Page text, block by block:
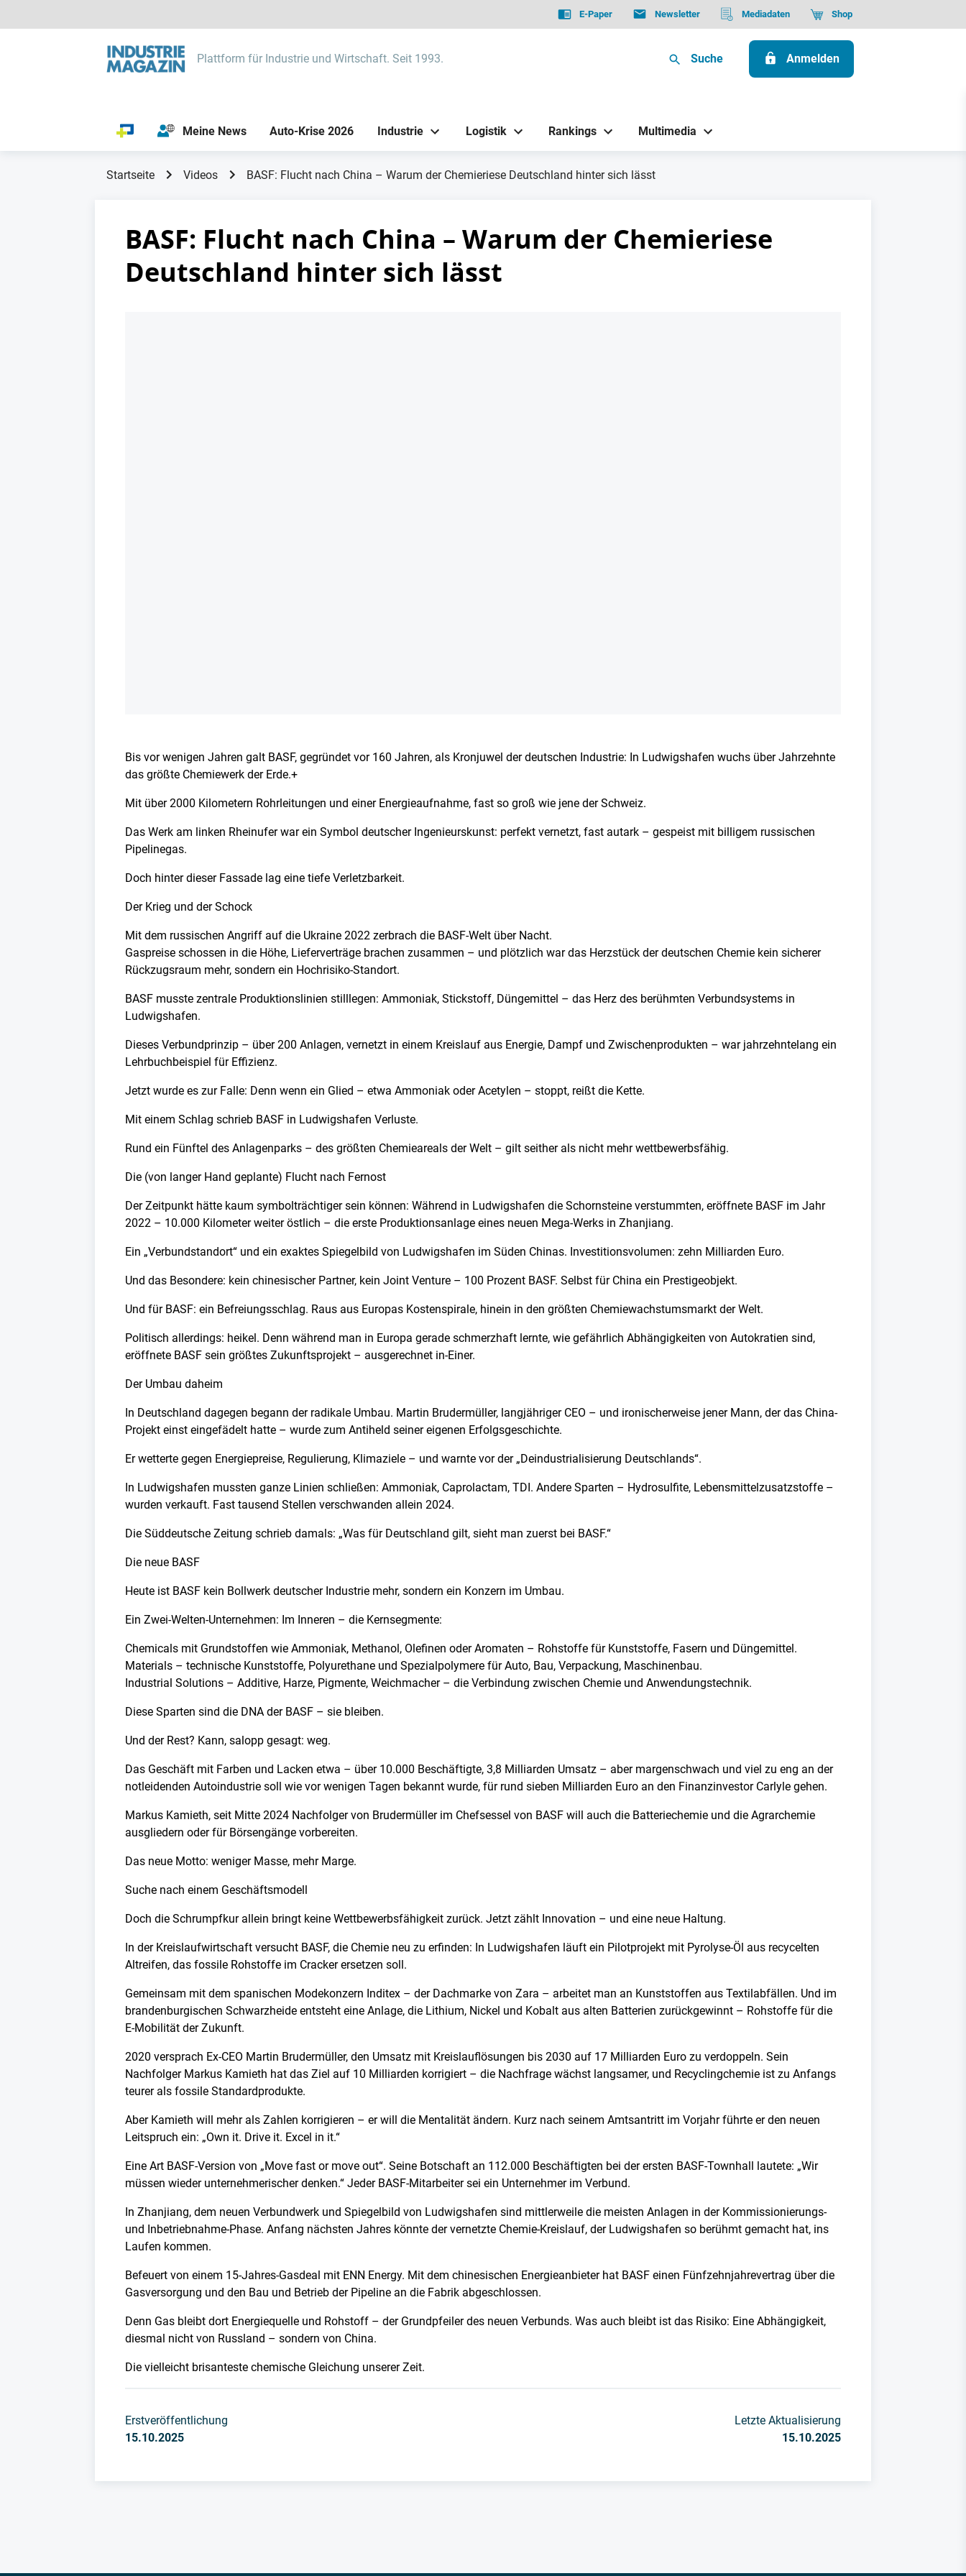
E-Paper Newsletter Mediadaten Shop
Plattform für Industrie und Wirtschaft. Seit 1993. Suche Anmelden
Meine News Auto-Krise 2026 Industrie Logistik Rankings Multimedia
Startseite Videos BASF: Flucht nach China – Warum der Chemieriese Deutschland hinter sich lässt
BASF: Flucht nach China – Warum der Chemieriese
Deutschland hinter sich lässt
Bis vor wenigen Jahren galt BASF, gegründet vor 160 Jahren, als Kronjuwel der deutschen Industrie: In Ludwigshafen wuchs über Jahrzehnte
das größte Chemiewerk der Erde.+
Mit über 2000 Kilometern Rohrleitungen und einer Energieaufnahme, fast so groß wie jene der Schweiz.
Das Werk am linken Rheinufer war ein Symbol deutscher Ingenieurskunst: perfekt vernetzt, fast autark – gespeist mit billigem russischen
Pipelinegas.
Doch hinter dieser Fassade lag eine tiefe Verletzbarkeit.
Der Krieg und der Schock
Mit dem russischen Angriff auf die Ukraine 2022 zerbrach die BASF-Welt über Nacht.
Gaspreise schossen in die Höhe, Lieferverträge brachen zusammen – und plötzlich war das Herzstück der deutschen Chemie kein sicherer
Rückzugsraum mehr, sondern ein Hochrisiko-Standort.
BASF musste zentrale Produktionslinien stilllegen: Ammoniak, Stickstoff, Düngemittel – das Herz des berühmten Verbundsystems in
Ludwigshafen.
Dieses Verbundprinzip – über 200 Anlagen, vernetzt in einem Kreislauf aus Energie, Dampf und Zwischenprodukten – war jahrzehntelang ein
Lehrbuchbeispiel für Effizienz.
Jetzt wurde es zur Falle: Denn wenn ein Glied – etwa Ammoniak oder Acetylen – stoppt, reißt die Kette.
Mit einem Schlag schrieb BASF in Ludwigshafen Verluste.
Rund ein Fünftel des Anlagenparks – des größten Chemieareals der Welt – gilt seither als nicht mehr wettbewerbsfähig.
Die (von langer Hand geplante) Flucht nach Fernost
Der Zeitpunkt hätte kaum symbolträchtiger sein können: Während in Ludwigshafen die Schornsteine verstummten, eröffnete BASF im Jahr
2022 – 10.000 Kilometer weiter östlich – die erste Produktionsanlage eines neuen Mega-Werks in Zhanjiang.
Ein „Verbundstandort“ und ein exaktes Spiegelbild von Ludwigshafen im Süden Chinas. Investitionsvolumen: zehn Milliarden Euro.
Und das Besondere: kein chinesischer Partner, kein Joint Venture – 100 Prozent BASF. Selbst für China ein Prestigeobjekt.
Und für BASF: ein Befreiungsschlag. Raus aus Europas Kostenspirale, hinein in den größten Chemiewachstumsmarkt der Welt.
Politisch allerdings: heikel. Denn während man in Europa gerade schmerzhaft lernte, wie gefährlich Abhängigkeiten von Autokratien sind,
eröffnete BASF sein größtes Zukunftsprojekt – ausgerechnet in-Einer.
Der Umbau daheim
In Deutschland dagegen begann der radikale Umbau. Martin Brudermüller, langjähriger CEO – und ironischerweise jener Mann, der das China-
Projekt einst eingefädelt hatte – wurde zum Antiheld seiner eigenen Erfolgsgeschichte.
Er wetterte gegen Energiepreise, Regulierung, Klimaziele – und warnte vor der „Deindustrialisierung Deutschlands“.
In Ludwigshafen mussten ganze Linien schließen: Ammoniak, Caprolactam, TDI. Andere Sparten – Hydrosulfite, Lebensmittelzusatzstoffe –
wurden verkauft. Fast tausend Stellen verschwanden allein 2024.
Die Süddeutsche Zeitung schrieb damals: „Was für Deutschland gilt, sieht man zuerst bei BASF.“
Die neue BASF
Heute ist BASF kein Bollwerk deutscher Industrie mehr, sondern ein Konzern im Umbau.
Ein Zwei-Welten-Unternehmen: Im Inneren – die Kernsegmente:
Chemicals mit Grundstoffen wie Ammoniak, Methanol, Olefinen oder Aromaten – Rohstoffe für Kunststoffe, Fasern und Düngemittel.
Materials – technische Kunststoffe, Polyurethane und Spezialpolymere für Auto, Bau, Verpackung, Maschinenbau.
Industrial Solutions – Additive, Harze, Pigmente, Weichmacher – die Verbindung zwischen Chemie und Anwendungstechnik.
Diese Sparten sind die DNA der BASF – sie bleiben.
Und der Rest? Kann, salopp gesagt: weg.
Das Geschäft mit Farben und Lacken etwa – über 10.000 Beschäftigte, 3,8 Milliarden Umsatz – aber margenschwach und viel zu eng an der
notleidenden Autoindustrie soll wie vor wenigen Tagen bekannt wurde, für rund sieben Milliarden Euro an den Finanzinvestor Carlyle gehen.
Markus Kamieth, seit Mitte 2024 Nachfolger von Brudermüller im Chefsessel von BASF will auch die Batteriechemie und die Agrarchemie
ausgliedern oder für Börsengänge vorbereiten.
Das neue Motto: weniger Masse, mehr Marge.
Suche nach einem Geschäftsmodell
Doch die Schrumpfkur allein bringt keine Wettbewerbsfähigkeit zurück. Jetzt zählt Innovation – und eine neue Haltung.
In der Kreislaufwirtschaft versucht BASF, die Chemie neu zu erfinden: In Ludwigshafen läuft ein Pilotprojekt mit Pyrolyse-Öl aus recycelten
Altreifen, das fossile Rohstoffe im Cracker ersetzen soll.
Gemeinsam mit dem spanischen Modekonzern Inditex – der Dachmarke von Zara – arbeitet man an Kunststoffen aus Textilabfällen. Und im
brandenburgischen Schwarzheide entsteht eine Anlage, die Lithium, Nickel und Kobalt aus alten Batterien zurückgewinnt – Rohstoffe für die
E-Mobilität der Zukunft.
2020 versprach Ex-CEO Martin Brudermüller, den Umsatz mit Kreislauflösungen bis 2030 auf 17 Milliarden Euro zu verdoppeln. Sein
Nachfolger Markus Kamieth hat das Ziel auf 10 Milliarden korrigiert – die Nachfrage wächst langsamer, und Recyclingchemie ist zu Anfangs
teurer als fossile Standardprodukte.
Aber Kamieth will mehr als Zahlen korrigieren – er will die Mentalität ändern. Kurz nach seinem Amtsantritt im Vorjahr führte er den neuen
Leitspruch ein: „Own it. Drive it. Excel in it.“
Eine Art BASF-Version von „Move fast or move out“. Seine Botschaft an 112.000 Beschäftigten bei der ersten BASF-Townhall lautete: „Wir
müssen wieder unternehmerischer denken.“ Jeder BASF-Mitarbeiter sei ein Unternehmer im Verbund.
In Zhanjiang, dem neuen Verbundwerk und Spiegelbild von Ludwigshafen sind mittlerweile die meisten Anlagen in der Kommissionierungs-
und Inbetriebnahme-Phase. Anfang nächsten Jahres könnte der vernetzte Chemie-Kreislauf, der Ludwigshafen so berühmt gemacht hat, ins
Laufen kommen.
Befeuert von einem 15-Jahres-Gasdeal mit ENN Energy. Mit dem chinesischen Energieanbieter hat BASF einen Fünfzehnjahrevertrag über die
Gasversorgung und den Bau und Betrieb der Pipeline an die Fabrik abgeschlossen.
Denn Gas bleibt dort Energiequelle und Rohstoff – der Grundpfeiler des neuen Verbunds. Was auch bleibt ist das Risiko: Eine Abhängigkeit,
diesmal nicht von Russland – sondern von China.
Die vielleicht brisanteste chemische Gleichung unserer Zeit.
Erstveröffentlichung
15.10.2025
Letzte Aktualisierung
15.10.2025